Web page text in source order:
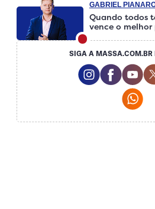
GABRIEL
Quando todos
vence o
SIGA A MASSA.COM.BR
Instagram